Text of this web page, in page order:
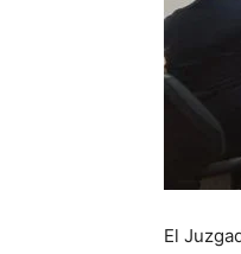
El